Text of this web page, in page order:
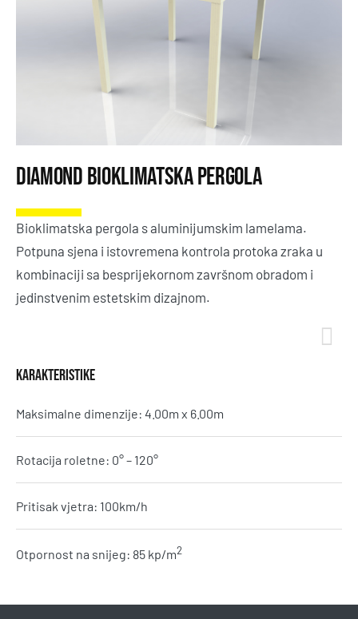
Diamond Bioklimatska Pergola
Bioklimatska pergola s aluminijumskim lamelama.
Potpuna sjena i istovremena kontrola protoka zraka u
kombinaciji sa besprijekornom završnom obradom i
jedinstvenim estetskim dizajnom.
KARAKTERISTIKE
Maksimalne dimenzije: 4.00m x 6.00m
Rotacija roletne: 0° – 120°
Pritisak vjetra: 100km/h
Otpornost na snijeg: 85 kp/m2